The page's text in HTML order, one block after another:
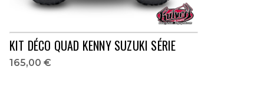
KIT DÉCO QUAD KENNY SUZUKI SÉRIE
165,00 €